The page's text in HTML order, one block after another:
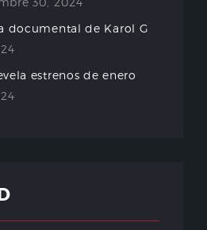
documental de Karol G
estrenos de enero